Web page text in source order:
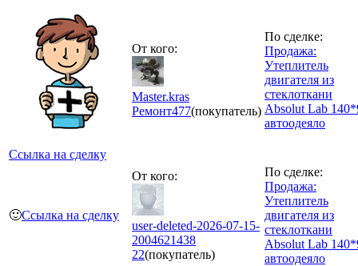
Ссылка на сделку
От кого:
Master.kras
Ремонт477(покупатель)
По сделке:
Продажа:
Утеплитель
двигателя из
стеклоткани
Absolut Lab
автоодеяло
🙂Ссылка на сделку
От кого:
user-deleted-2026-07-15-
2004621438
22(покупатель)
По сделке:
Продажа:
Утеплитель
двигателя из
стеклоткани
Absolut Lab
автоодеяло